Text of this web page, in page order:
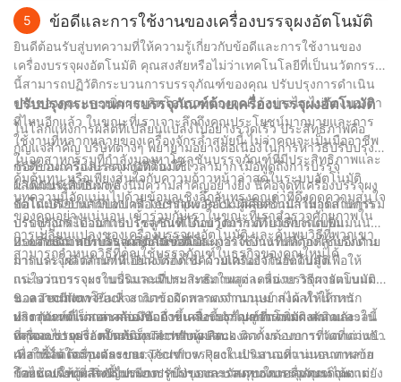
ประสิทธิภาพการผลิต ความแม่นยำ และผลผลิตโดยรวม ด้วยความ
สามารถในการจัดการกับผงชนิดต่างๆ ปรับปรุงกระบวนการ และลด
ข้อผิดพลาดของมนุษย์ โซลูชันทางเทคโนโลยีขั้นสูงเหล่านี้จึงกลาย
เป็นทรัพย์สินที่ขาดไม่ได้สำหรับผู้ผลิตในภาคส่วนต่างๆ นอกจากนี้ กา
รบูรณาการปัญญาประดิษฐ์และอัลกอริธึมการเรียนรู้ของเครื่องจักรได้
ปูทางไปสู่เครื่องจักรที่ชาญฉลาดยิ่งขึ้น ซึ่งเรียนรู้และปรับเปลี่ยนอย่าง
ต่อเนื่องเพื่อเพิ่มประสิทธิภาพกระบวนการบรรจุให้ดียิ่งขึ้น การปฏิวัติ
ครั้งนี้ไม่เพียงแต่ปรับปรุงคุณภาพของผลิตภัณฑ์เท่านั้น แต่ยังช่วยลด
ต้นทุนและของเสียอีกด้วย ซึ่งท้ายที่สุดจะเป็นประโยชน์ต่อทั้งธุรกิจและ
ผู้บริโภค เมื่อเราก้าวไปข้างหน้า จำเป็นอย่างยิ่งที่บริษัทต่างๆ จะต้อง
ยอมรับการปฏิวัตินี้อย่างเต็มที่ ใช้ประโยชน์จากศักยภาพของเครื่องจักร
อัตโนมัติ และสำรวจวิธีการใหม่ๆ อย่างต่อเนื่องเพื่อปรับปรุง
กระบวนการผลิต ด้วยการทำเช่นนี้ ผู้ผลิตสามารถก้าวนำหน้าคู่แข่ง
ตอบสนองความต้องการที่เพิ่มขึ้น และขับเคลื่อนอุตสาหกรรมของตน
ไปสู่อนาคตที่มีประสิทธิภาพและความสำเร็จที่ไม่มีใครเทียบได้
5 ข้อดีและการใช้งานของเครื่องบรรจุผงอัตโนมัติ
ยินดีต้อนรับสู่บทความที่ให้ความรู้เกี่ยวกับข้อดีและการใช้งานของ
เครื่องบรรจุผงอัตโนมัติ คุณสงสัยหรือไม่ว่าเทคโนโลยีที่เป็นนวัตกรรม
นี้สามารถปฏิวัติกระบวนการบรรจุภัณฑ์ของคุณ ปรับปรุงการดำเนิน
งานของคุณ และเพิ่มผลผลิตโดยรวมของคุณได้อย่างไร ไม่ต้องมองหา
ที่ไหนอีกแล้ว ในขณะที่เราเจาะลึกถึงคุณประโยชน์มากมายและการ
ใช้งานที่หลากหลายของเครื่องจักรล้ำสมัยนี้ ไม่ว่าคุณจะเป็นมืออาชีพ
ในอุตสาหกรรมที่กำลังมองหาโซลูชันบรรจุภัณฑ์ที่มีประสิทธิภาพและ
คุ้มต้นทุน หรือเพียงสนใจกับความก้าวหน้าล่าสุดในระบบอัตโนมัติ
บทความนี้อัดแน่นไปด้วยข้อมูลเชิงลึกอันทรงคุณค่าที่ดึงดูดความสนใจ
ของคุณอย่างแน่นอน เข้าร่วมกับเราในขณะที่เราสำรวจศักยภาพใน
การเปลี่ยนแปลงของเครื่องบรรจุผงอัตโนมัติ และค้นพบวิธีที่พวกเขา
สามารถกำหนดวิธีที่คุณใช้บรรจุภัณฑ์ในธุรกิจของคุณใหม่ได้
ปรับปรุงกระบวนการบรรจุภัณฑ์ด้วยเครื่องบรรจุผงอัตโนมัติ
ในโลกแห่งการผลิตที่เปลี่ยนแปลงไปอย่างรวดเร็ว ประสิทธิภาพคือ
กุญแจสำคัญ บริษัทต่างๆ พยายามอย่างต่อเนื่องในการหาวิธีปรับปรุง
กระบวนการและลดงานที่ต้องใช้เวลามาก เมื่อพูดถึงการบรรจุ
ผลิตภัณฑ์ที่เป็นผง สิ่งนี้มีความสำคัญอย่างยิ่ง นี่คือจุดที่เครื่องบรรจุผง
อัตโนมัติเข้ามามีบทบาท Techflow Pack ผู้ผลิตชั้นนำในอุตสาหกรรม
บรรจุภัณฑ์ได้ออกแบบโซลูชันที่เป็นนวัตกรรมที่ไม่เพียงแต่เพิ่ม
ประสิทธิภาพเท่านั้น แต่ยังให้ข้อดีและการใช้งานที่หลากหลายอีกด้วย
ข้อดีของเครื่องบรรจุผงอัตโนมัติ:
1. เพิ่มประสิทธิภาพ:
ข้อได้เปรียบหลักของเครื่องบรรจุผงอัตโนมัติคือความสามารถในการ
ปรับปรุงกระบวนการบรรจุภัณฑ์ได้อย่างมาก ด้วยวิธีการแบบแมนนวล
แบบดั้งเดิม การบรรจุผลิตภัณฑ์ที่เป็นผงอาจเป็นงานที่ต้องใช้แรงงาน
มากและใช้เวลานาน อย่างไรก็ตาม ด้วยเครื่องจักรอัตโนมัติ
กระบวนการจะราบรื่นและมีประสิทธิภาพสูง เครื่องบรรจุผงอัตโนมัติ
ของ Techflow Pack สามารถจัดการผงจำนวนมากได้ ทำให้การ
ทำงานรวดเร็วและคล่องตัวยิ่งขึ้น สิ่งนี้นำไปสู่การเพิ่มผลผลิตและใน
ที่สุดจะช่วยประหยัดต้นทุนสำหรับผู้ผลิต
2. ความแม่นยำและความสม่ำเสมอ:
การบรรจุผลิตภัณฑ์ที่เป็นผงต้องใช้ความแม่นยำในระดับสูงเพื่อให้
แน่ใจว่าบรรจุผงในปริมาณที่เหมาะสมในแต่ละหน่วย วิธีการแบบแมน
นวลอาจมีแนวโน้มที่จะเกิดข้อผิดพลาดจากมนุษย์ ส่งผลให้น้ำหนัก
บรรจุภัณฑ์ไม่สอดคล้องกัน ด้วยเครื่องบรรจุผงอัตโนมัติ ความกังวลนี้
จะหมดไป เครื่องจักรของ Techflow Pack ติดตั้งระบบการวัดที่แม่นยำ
เพื่อให้มั่นใจว่าแต่ละบรรจุภัณฑ์บรรจุผงในปริมาณที่แน่นอนตามข้อ
กำหนดเฉพาะ สิ่งนี้ไม่เพียงปรับปรุงกระบวนการควบคุมคุณภาพ แต่ยัง
3. ความเก่งกาจ:
ผลิตภัณฑ์ที่แตกต่างกันมีข้อกำหนดบรรจุภัณฑ์ที่แตกต่างกัน และ
เครื่องบรรจุผงอัตโนมัติก็สามารถตอบสนองความต้องการที่แตกต่างกัน
เหล่านี้ได้ เครื่องจักรของ Techflow Pack นำเสนอความหลากหลาย
โดยช่วยให้ผู้ผลิตปรับขนาด รูปร่าง และวัสดุของบรรจุภัณฑ์ได้ตาม
4. การลดต้นทุนแรงงาน:
ข้อได้เปรียบที่สำคัญประการหนึ่งของการลงทุนในเครื่องบรรจุผง